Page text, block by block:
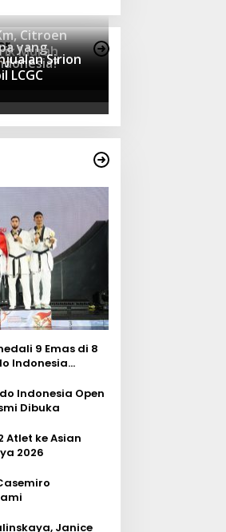
Citroen
Murah
yang
Sirion
LCGC
9 Emas di 8
Indonesia
Indonesia Open
Dibuka
Atlet ke Asian
2026
Janice